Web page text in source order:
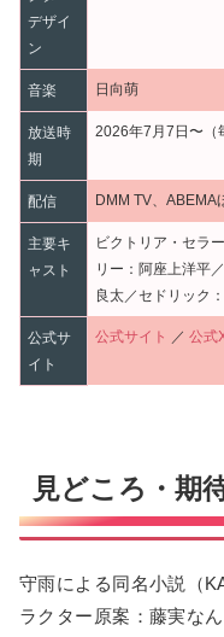
デザイ
ン
音楽 日向萌
放送時
期
2026年7月7日〜（
配信 DMM TV、ABEMA
主要キ
ャスト
ビクトリア・セラ
リー：阿座上洋平
良太／セドリック
公式サ
イト
公式サイト ／ 公式
見どころ・期
守雨による同名小説（
ラクター原案：藤実な